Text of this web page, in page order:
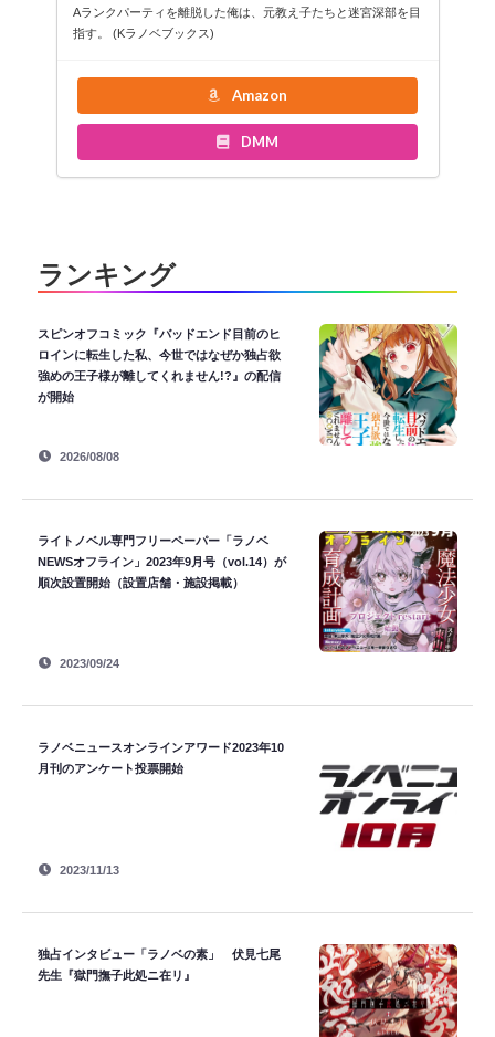
Aランクパーティを離脱した俺は、元教え子たちと迷宮深部を目
指す。 (Kラノベブックス)
Amazon
DMM
ランキング
スピンオフコミック『バッドエンド目前のヒ
ロインに転生した私、今世ではなぜか独占欲
強めの王子様が離してくれません!?』の配信
が開始
2026/08/08
ライトノベル専門フリーペーパー「ラノベ
NEWSオフライン」2023年9月号（vol.14）が
順次設置開始（設置店舗・施設掲載）
2023/09/24
ラノベニュースオンラインアワード2023年10
月刊のアンケート投票開始
2023/11/13
独占インタビュー「ラノベの素」 伏見七尾
先生『獄門撫子此処ニ在リ』